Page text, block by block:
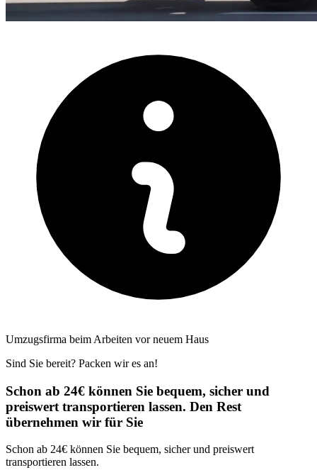
Umzugsfirma beim Arbeiten vor neuem Haus
Sind Sie bereit? Packen wir es an!
Schon ab 24€ können Sie bequem, sicher und
preiswert transportieren lassen. Den Rest
übernehmen wir für Sie
Schon ab 24€ können Sie bequem, sicher und preiswert
transportieren lassen.